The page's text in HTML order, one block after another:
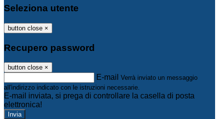
Seleziona utente
button close ×
Recupero password
button close ×
E-mail Verrà inviato un messaggio
all'indirizzo indicato con le istruzioni necessarie.
E-mail inviata, si prega di controllare la casella di posta
elettronica!